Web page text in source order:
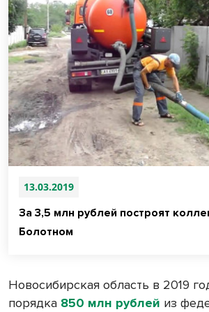
13.03.2019
За 3,5 млн рублей построят
Болотном
Новосибирская область в 2019
порядка 850 млн рублей из